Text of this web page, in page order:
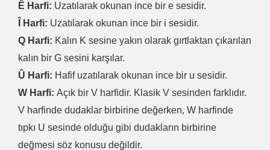
Ê Harfi: Uzatılarak okunan ince bir e sesidir.
Î Harfi: Uzatılarak okunan ince bir i sesidir.
Q Harfi: Kalın K sesine yakın olarak gırtlaktan çıkarılan
kalın bir G sesini karşılar.
Û Harfi: Hafif uzatılarak okunan ince bir u sesidir.
W Harfi: Açık bir V harfidir. Klasik V sesinden farklıdır.
V harfinde dudaklar birbirine değerken, W harfinde
tıpkı U sesinde olduğu gibi dudakların birbirine
değmesi söz konusu değildir.